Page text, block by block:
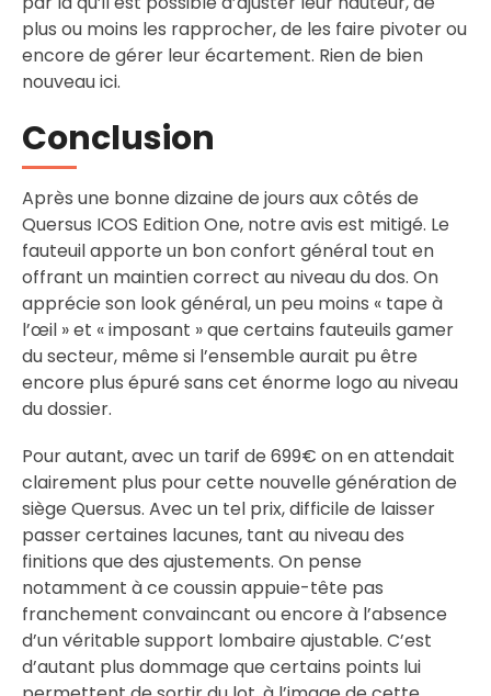
plus ou moins les rapprocher, de les faire pivoter ou
encore de gérer leur écartement. Rien de bien
nouveau ici.
Conclusion
Après une bonne dizaine de jours aux côtés de
Quersus ICOS Edition One, notre avis est mitigé. Le
fauteuil apporte un bon confort général tout en
offrant un maintien correct au niveau du dos. On
apprécie son look général, un peu moins « tape à
l’œil » et « imposant » que certains fauteuils gamer
du secteur, même si l’ensemble aurait pu être
encore plus épuré sans cet énorme logo au niveau
du dossier.
Pour autant, avec un tarif de 699€ on en attendait
clairement plus pour cette nouvelle génération de
siège Quersus. Avec un tel prix, difficile de laisser
passer certaines lacunes, tant au niveau des
finitions que des ajustements. On pense
notamment à ce coussin appuie-tête pas
franchement convaincant ou encore à l’absence
d’un véritable support lombaire ajustable. C’est
d’autant plus dommage que certains points lui